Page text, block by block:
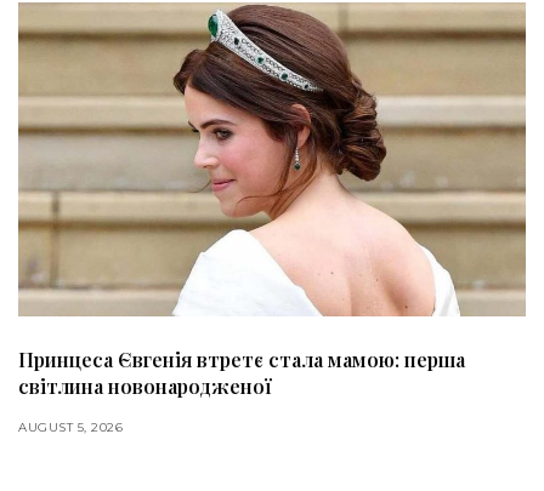
Принцеса Євгенія втретє стала мамою: перша
світлина новонародженої
AUGUST 5, 2026